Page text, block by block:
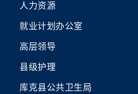
人力资源
就业计划办公室
高层领导
县级护理
库克县公共卫生局